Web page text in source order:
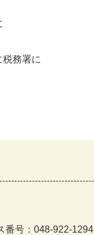
務署に
号：048-922-1294